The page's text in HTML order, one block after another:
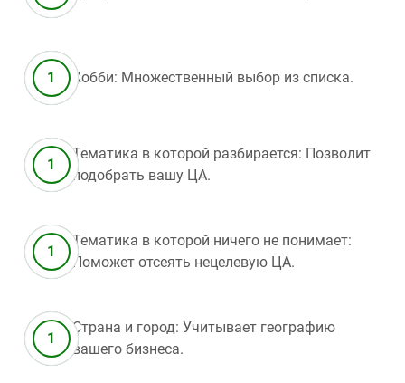
Хобби: Множественный выбор из списка.
Тематика в которой разбирается: Позволит
подобрать вашу ЦА.
Тематика в которой ничего не понимает:
Поможет отсеять нецелевую ЦА.
Страна и город: Учитывает географию
вашего бизнеса.